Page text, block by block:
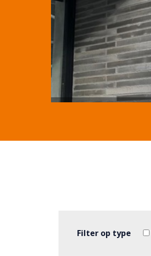
Filter op type